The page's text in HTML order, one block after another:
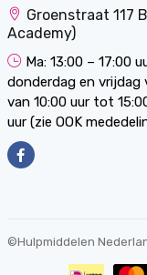
Groenstraat 117
Academy)
Ma: 13:00 – 17:00
donderdag en vrijdag
van 10:00 uur tot
uur (zie OOK
©Hulpmiddelen